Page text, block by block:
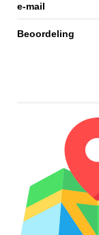
e-mail
Beoordeling